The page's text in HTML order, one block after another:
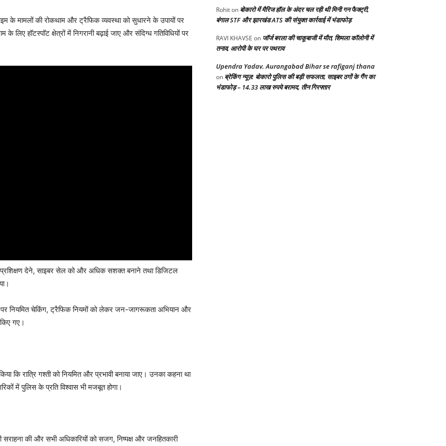
के मामलों की रोकथाम और ट्रैफिक व्यवस्था को सुधारने के उपायों पर
के लिए हॉटस्पॉट क्षेत्रों में निगरानी बढ़ाई जाए और संदिग्ध गतिविधियों पर
प्रशिक्षण देने, साइबर सेल को और अधिक सशक्त बनाने तथा डिजिटल
नियमित चेकिंग, ट्रैफिक नियमों को लेकर जन-जागरूकता अभियान और
गए।
कि रात्रि गश्ती को नियमित और प्रभावी बनाया जाए। उनका कहना था
में पुलिस के प्रति विश्वास भी मजबूत होगा।
की और सभी अधिकारियों को सजग, निष्पक्ष और जनहितकारी
Rohiton बोकारो में मैरिज हॉल के अंदर चल रही थी मिनी गन फैक्ट्री,
बंगाल STF और झारखंड ATS की संयुक्त कार्रवाई में भंडाफोड़
RAVI KHAVSE on जॉर्ज बरला की चाकूबाजी में मौत, शिमला कॉलोनी में
तनाव, आरोपी के घर पर पथराव
Upendra Yadav. Aurangabad Bihar se rafiganj thana
on ब्रेकिंग न्यूज़: बोकारो पुलिस की बड़ी सफलता, साइबर ठगों के गैंग का
भंडाफोड़ – 14.33 लाख रुपये बरामद, तीन गिरफ्तार